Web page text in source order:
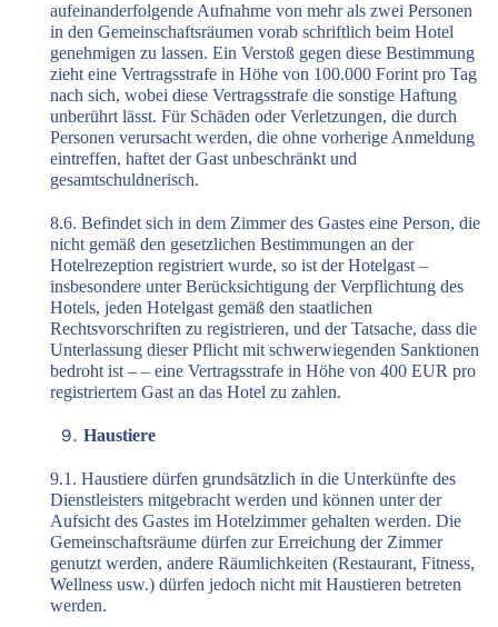
aufeinanderfolgende Aufnahme von mehr als zwei Personen
in den Gemeinschaftsräumen vorab schriftlich beim Hotel
genehmigen zu lassen. Ein Verstoß gegen diese Bestimmung
zieht eine Vertragsstrafe in Höhe von 100.000 Forint pro Tag
nach sich, wobei diese Vertragsstrafe die sonstige Haftung
unberührt lässt. Für Schäden oder Verletzungen, die durch
Personen verursacht werden, die ohne vorherige Anmeldung
eintreffen, haftet der Gast unbeschränkt und
gesamtschuldnerisch.
8.6. Befindet sich in dem Zimmer des Gastes eine Person, die
nicht gemäß den gesetzlichen Bestimmungen an der
Hotelrezeption registriert wurde, so ist der Hotelgast –
insbesondere unter Berücksichtigung der Verpflichtung des
Hotels, jeden Hotelgast gemäß den staatlichen
Rechtsvorschriften zu registrieren, und der Tatsache, dass die
Unterlassung dieser Pflicht mit schwerwiegenden Sanktionen
bedroht ist – – eine Vertragsstrafe in Höhe von 400 EUR pro
registriertem Gast an das Hotel zu zahlen.
Haustiere
9.1. Haustiere dürfen grundsätzlich in die Unterkünfte des
Dienstleisters mitgebracht werden und können unter der
Aufsicht des Gastes im Hotelzimmer gehalten werden. Die
Gemeinschaftsräume dürfen zur Erreichung der Zimmer
genutzt werden, andere Räumlichkeiten (Restaurant, Fitness,
Wellness usw.) dürfen jedoch nicht mit Haustieren betreten
werden.